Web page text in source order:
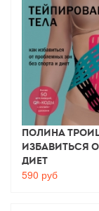
Полина
избавиться
диет
590 руб